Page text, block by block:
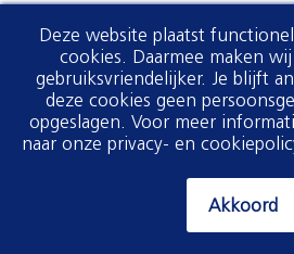
Deze website plaatst
cookies. Daarmee maken
gebruiksvriendelijker. Je blijft
deze cookies geen
opgeslagen. Voor meer
naar onze privacy- en
Akkoord